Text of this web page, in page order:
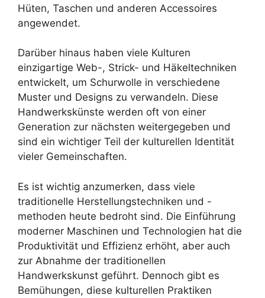
Hüten, Taschen und anderen Accessoires
angewendet.
Darüber hinaus haben viele Kulturen
einzigartige Web-, Strick- und Häkeltechniken
entwickelt, um Schurwolle in verschiedene
Muster und Designs zu verwandeln. Diese
Handwerkskünste werden oft von einer
Generation zur nächsten weitergegeben und
sind ein wichtiger Teil der kulturellen Identität
vieler Gemeinschaften.
Es ist wichtig anzumerken, dass viele
traditionelle Herstellungstechniken und -
methoden heute bedroht sind. Die Einführung
moderner Maschinen und Technologien hat die
Produktivität und Effizienz erhöht, aber auch
zur Abnahme der traditionellen
Handwerkskunst geführt. Dennoch gibt es
Bemühungen, diese kulturellen Praktiken